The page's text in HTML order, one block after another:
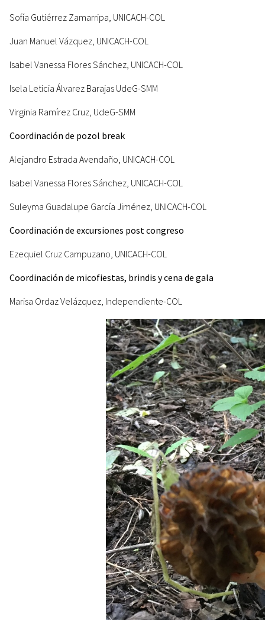
Sofía Gutiérrez Zamarripa, UNICACH-COL
Juan Manuel Vázquez, UNICACH-COL
Isabel Vanessa Flores Sánchez, UNICACH-COL
Isela Leticia Álvarez Barajas UdeG-SMM
Virginia Ramírez Cruz, UdeG-SMM
Coordinación de pozol break
Alejandro Estrada Avendaño, UNICACH-COL
Isabel Vanessa Flores Sánchez, UNICACH-COL
Suleyma Guadalupe García Jiménez, UNICACH-COL
Coordinación de excursiones post congreso
Ezequiel Cruz Campuzano, UNICACH-COL
Coordinación de micofiestas, brindis y cena de gala
Marisa Ordaz Velázquez, Independiente-COL